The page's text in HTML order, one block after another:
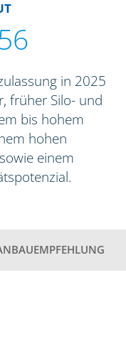
in 2025
früher Silo- und
bis hohem
hohen
einem